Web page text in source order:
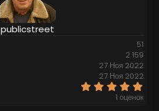
publicstreet
51
2 159
27 Ноя 2022
27 Ноя 2022
,
0
1 оценок